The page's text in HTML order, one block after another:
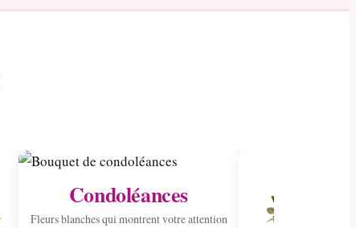
Condoléances
Fleurs blanches qui montrent votre attention